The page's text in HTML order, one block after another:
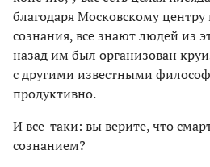
благодаря Московскому центру
сознания, все знают людей из
назад им был организован
с другими известными
продуктивно.
И все-таки: вы верите, что
сознанием?